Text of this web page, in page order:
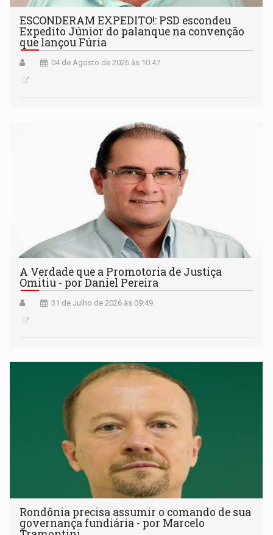
ESCONDERAM EXPEDITO!: PSD escondeu
Expedito Júnior do palanque na convenção
que lançou Fúria
04 de Agosto de 2026 às 10:47
A Verdade que a Promotoria de Justiça
Omitiu - por Daniel Pereira
31 de Julho de 2026 às 09:49
Rondônia precisa assumir o comando de sua
governança fundiária - por Marcelo